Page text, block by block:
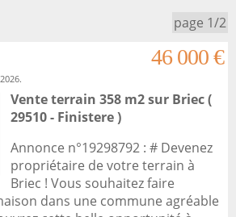
page 1/2
46 000 €
Vente terrain 358 m2sur Briec(
29510 - Finistere )
Annonce n°19298792 : # Devenez
propriétaire de votre terrain à
Briec ! Vous souhaitez faire
dans une commune agréable